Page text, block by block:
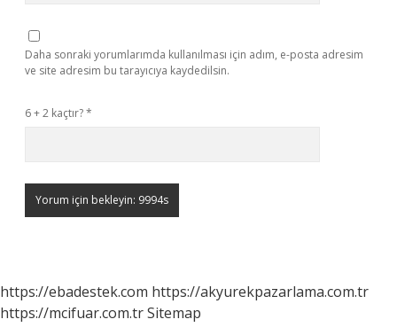
Daha sonraki yorumlarımda kullanılması için adım, e-posta adresim
ve site adresim bu tarayıcıya kaydedilsin.
6 + 2 kaçtır?*
https://ebadestek.com https://akyurekpazarlama.com.tr
https://mcifuar.com.trSitemap